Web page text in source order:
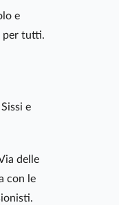
e
per tutti.
e
delle
con le